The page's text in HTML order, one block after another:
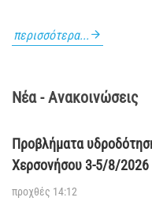
περισσότερα...
Νέα - Ανακοινώσεις
Προβλήματα
Χερσονήσου 3-5/8/2026
προχθές 14:12